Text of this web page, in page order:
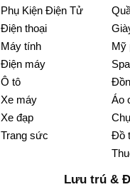
Phụ Kiện Điện Tử
Điện thoại
Máy tính
Điện máy
Ô tô
Xe máy
Xe đạp
Trang sức
Mỹ
Áo
Đồ
Lưu trú &